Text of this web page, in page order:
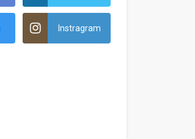
Instragram